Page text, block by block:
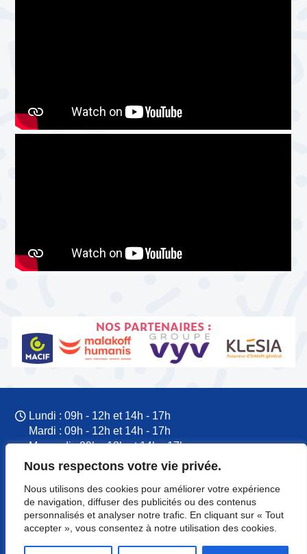
Nous respectons votre vie privée.
Nous utilisons des cookies pour améliorer votre expérience
de navigation, diffuser des publicités ou des contenus
personnalisés et analyser notre trafic. En cliquant sur « Tout
accepter », vous consentez à notre utilisation des cookies.
NOS PARTENAIRES :
Lundi : 09h - 12h et 14h - 17h
Mardi : 09h - 12h et 14h - 17h
Mercredi : 09h - 12h et 14h - 17h
Jeudi : 09h - 12h et 14h - 17h
Vendredi : 09h - 12h et 14h - 17h
09 77 60 53 37
CFTC Normandie
8 rue du Colonel Rémy
14000 Caen